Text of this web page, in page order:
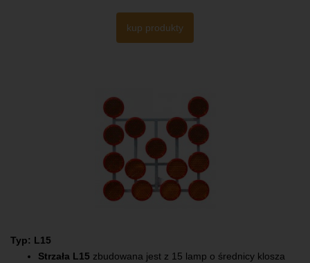
kup produkty
Typ: L15
Strzała L15 zbudowana jest z 15 lamp o średnicy klosza